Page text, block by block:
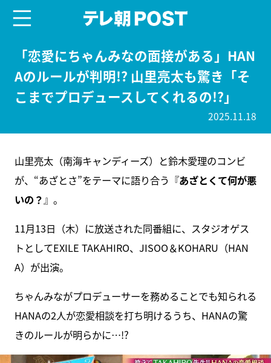
「恋愛にちゃんみなの面接がある」HAN
Aのルールが判明!? 山里亮太も驚き「そ
こまでプロデュースしてくれるの!?」
2025.11.18
山里亮太（南海キャンディーズ）と鈴木愛理のコンビ
が、“あざとさ”をテーマに語り合う『あざとくて何が悪
いの？ 』。
11月13日（木）に放送された同番組に、スタジオゲス
トとしてEXILE TAKAHIRO、JISOO＆KOHARU（HAN
A）が出演。
ちゃんみながプロデューサーを務めることでも知られる
HANAの2人が恋愛相談を打ち明けるうち、HANAの驚
きのルールが明らかに…!?